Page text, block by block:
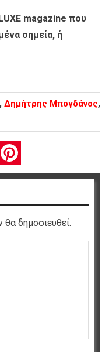
magazine που
σημεία, ή
, Δημήτρης Μπογδάνος,
δημοσιευθεί.